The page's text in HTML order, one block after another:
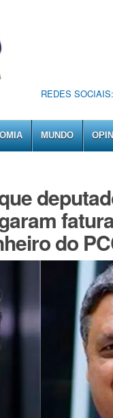
REDES SOCIAIS:
MUNDO
do